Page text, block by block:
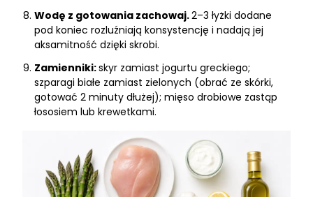
Wodę z gotowania zachowaj.2–3 łyżki dodane
pod koniec rozluźniają konsystencję i nadają jej
aksamitność dzięki skrobi.
Zamienniki:skyr zamiast jogurtu greckiego;
szparagi białe zamiast zielonych (obrać ze skórki,
gotować 2 minuty dłużej); mięso drobiowe zastąp
łososiem lub krewetkami.